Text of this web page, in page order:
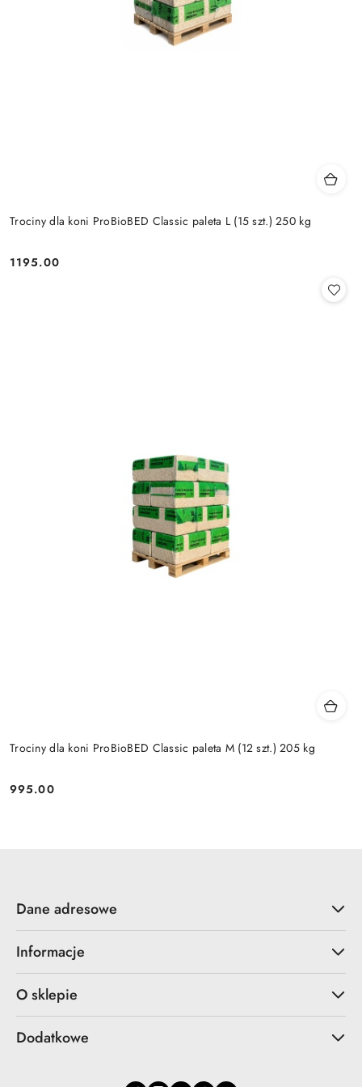
Trociny dla koni ProBioBED Classic paleta L (15 szt.) 250 kg
Cena:
1195.00
Trociny dla koni ProBioBED Classic paleta M (12 szt.) 205 kg
Cena:
995.00
Dane adresowe
Informacje
O sklepie
Dodatkowe